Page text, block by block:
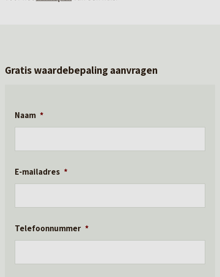
Gratis waardebepaling aanvragen
Naam *
E-mailadres *
Telefoonnummer *